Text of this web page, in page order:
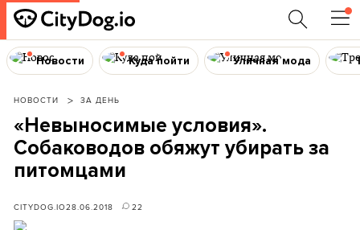
Новости Куда пойти Уличная мода
НОВОСТИ ЗА ДЕНЬ
«Невыносимые условия».
Собаководов обяжут убирать за
питомцами
CITYDOG.IO28.06.2018 22